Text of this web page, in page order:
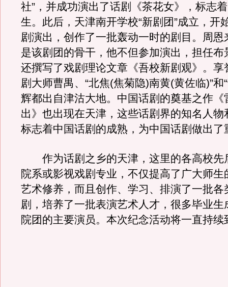
社”，并成功演出了话剧《茶花女》，标志
生。此后，天津南开学校“新剧团”成立，开
剧演出，创作了一批轰动一时的剧目。周恩
是该剧团的骨干，他不但参加演出，担任布
还撰写了戏剧理论文章《吾校新剧观》。享
剧大师曹禺、“北焦(焦菊隐)南黄(黄佐临)”和
辉都出自津沽大地。中国话剧的奠基之作《
出》也出现在天津，这些话剧界的知名人物
标志着中国话剧的成熟，为中国话剧做出了
作为话剧之乡的天津，这里的各高校先
院系或影视戏剧专业，不仅提高了广大师生
艺术修养，而且创作、学习、排演了一批各
剧，培养了一批表演艺术人才，很多毕业生
院团的主要演员。本次纪念活动将一直持续